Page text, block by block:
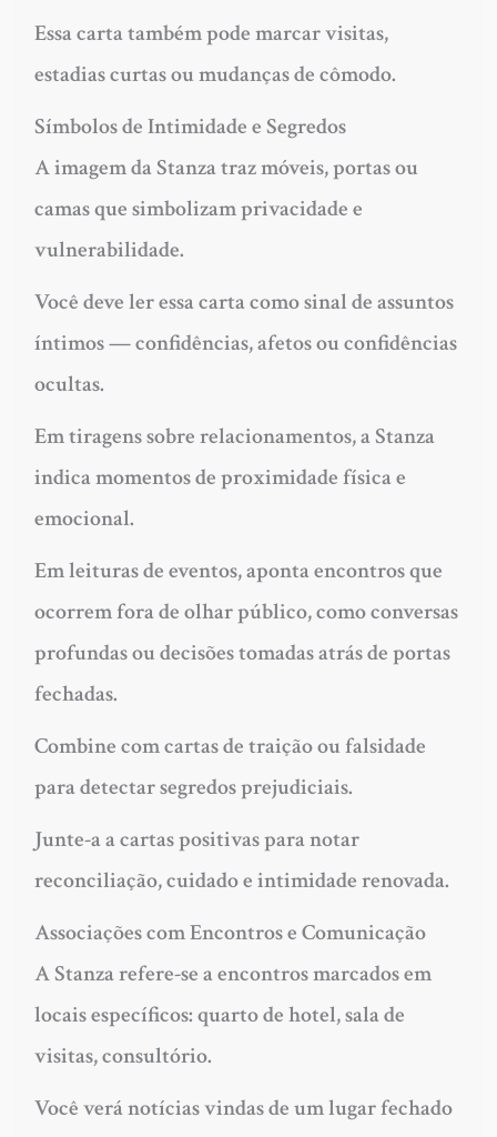
Essa carta também pode marcar visitas,
estadias curtas ou mudanças de cômodo.
Símbolos de Intimidade e Segredos
A imagem da Stanza traz móveis, portas ou
camas que simbolizam privacidade e
vulnerabilidade.
Você deve ler essa carta como sinal de assuntos
íntimos — confidências, afetos ou confidências
ocultas.
Em tiragens sobre relacionamentos, a Stanza
indica momentos de proximidade física e
emocional.
Em leituras de eventos, aponta encontros que
ocorrem fora de olhar público, como conversas
profundas ou decisões tomadas atrás de portas
fechadas.
Combine com cartas de traição ou falsidade
para detectar segredos prejudiciais.
Junte-a a cartas positivas para notar
reconciliação, cuidado e intimidade renovada.
Associações com Encontros e Comunicação
A Stanza refere-se a encontros marcados em
locais específicos: quarto de hotel, sala de
visitas, consultório.
Você verá notícias vindas de um lugar fechado